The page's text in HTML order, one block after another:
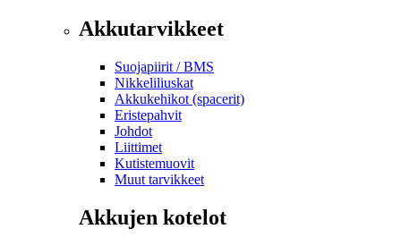
Akkutarvikkeet
Suojapiirit / BMS
Nikkeliliuskat
Akkukehikot (spacerit)
Eristepahvit
Johdot
Liittimet
Kutistemuovit
Muut tarvikkeet
Akkujen kotelot